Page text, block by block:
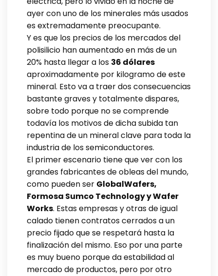
ayer con uno de los minerales más usados
es extremadamente preocupante.
Y es que los precios de los mercados del
polisilicio han aumentado en más de un
20% hasta llegar a los 36 dólares
aproximadamente por kilogramo de este
mineral. Esto va a traer dos consecuencias
bastante graves y totalmente dispares,
sobre todo porque no se comprende
todavía los motivos de dicha subida tan
repentina de un mineral clave para toda la
industria de los semiconductores.
El primer escenario tiene que ver con los
grandes fabricantes de obleas del mundo,
como pueden ser GlobalWafers,
Formosa Sumco Technology y Wafer
Works. Estas empresas y otras de igual
calado tienen contratos cerrados a un
precio fijado que se respetará hasta la
finalización del mismo. Eso por una parte
es muy bueno porque da estabilidad al
mercado de productos, pero por otro